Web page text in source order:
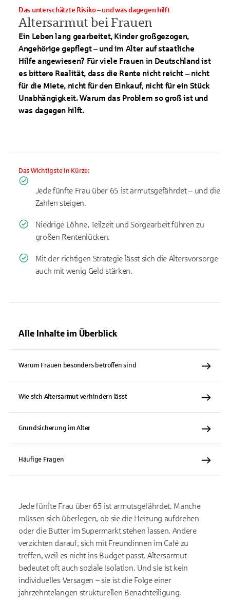
Altersarmut bei Frauen
Das unterschätzte Risiko – und was dagegen hilft
Ein Leben lang gearbeitet, Kinder großgezogen,
Angehörige gepflegt – und im Alter auf staatliche
Hilfe angewiesen? Für viele Frauen in Deutschland ist
es bittere Realität, dass die Rente nicht reicht – nicht
für die Miete, nicht für den Einkauf, nicht für ein Stück
Unabhängigkeit. Warum das Problem so groß ist und
was dagegen hilft.
Das Wichtigste in Kürze:
Jede fünfte Frau über 65 ist armutsgefährdet – und die
Zahlen steigen.
Niedrige Löhne, Teilzeit und Sorgearbeit führen zu
großen Rentenlücken.
Mit der richtigen Strategie lässt sich die Altersvorsorge
auch mit wenig Geld stärken.
Alle Inhalte im Überblick
Warum Frauen besonders betroffen sind
Wie sich Altersarmut verhindern lässt
Grundsicherung im Alter
Häufige Fragen
Jede fünfte Frau über 65 ist armutsgefährdet. Manche
müssen sich überlegen, ob sie die Heizung aufdrehen
oder die Butter im Supermarkt stehen lassen. Andere
verzichten darauf, sich mit Freundinnen im Café zu
treffen, weil es nicht ins Budget passt. Altersarmut
bedeutet oft auch soziale Isolation. Und sie ist kein
individuelles Versagen – sie ist die Folge einer
jahrzehntelangen strukturellen Benachteiligung.